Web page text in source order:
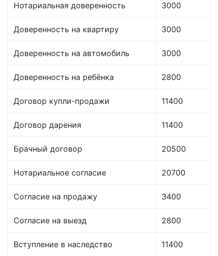
Нотариальная доверенность 3000
Доверенность на квартиру 3000
Доверенность на автомобиль 3000
Доверенность на ребёнка 2800
Договор купли-продажи 11400
Договор дарения 11400
Брачный договор 20500
Нотариальное согласие 20700
Согласие на продажу 3400
Согласие на выезд 2800
Вступление в наследство 11400